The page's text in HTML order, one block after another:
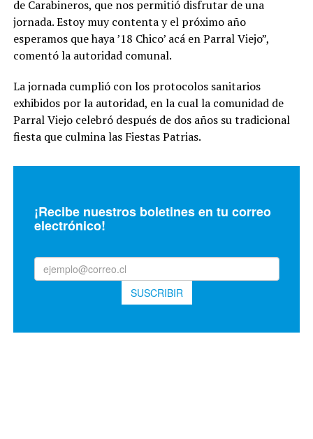
de Carabineros, que nos permitió disfrutar de una
jornada. Estoy muy contenta y el próximo año
esperamos que haya ’18 Chico’ acá en Parral Viejo”,
comentó la autoridad comunal.
La jornada cumplió con los protocolos sanitarios
exhibidos por la autoridad, en la cual la comunidad de
Parral Viejo celebró después de dos años su tradicional
fiesta que culmina las Fiestas Patrias.